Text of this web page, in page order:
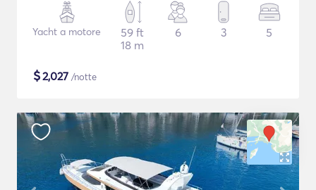
Yacht a motore
59 ft
18 m
6 3 5
$2,027 /notte